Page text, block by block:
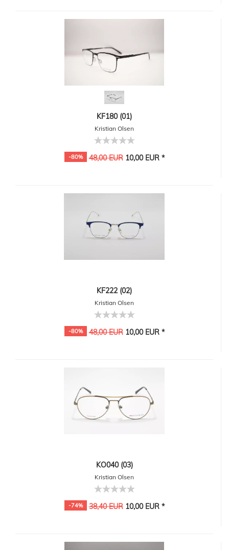
KF180 (01)
Kristian Olsen
-80% 48,00 EUR10,00 EUR *
KF222 (02)
Kristian Olsen
-80% 48,00 EUR10,00 EUR *
KO040 (03)
Kristian Olsen
-74% 38,40 EUR10,00 EUR *